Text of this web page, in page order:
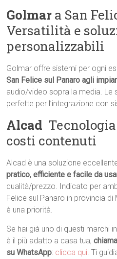
Golmar a San
Versatilità e
personalizzabili
Golmar offre sistemi per ogni
San Felice sul Panaro agli
audio/video sopra la media. Le
perfette per l’integrazione con
Alcad 
costi contenuti
Alcad è una soluzione
pratico, efficiente e facile da
qualità/prezzo. Indicato per
Felice sul Panaro in provincia
è una priorità.
Se hai già uno di questi marchi
è il più adatto a casa tua,
su WhatsApp: clicca qui. Ti